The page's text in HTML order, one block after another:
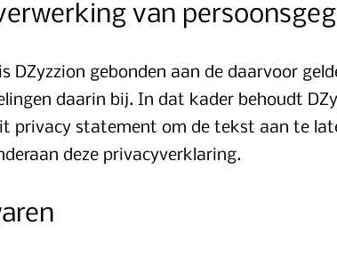
van
DZyzzion gebonden aan de daarvoor
daarin bij. In dat kader behoudt
privacy statement om de tekst aan te
deze privacyverklaring.